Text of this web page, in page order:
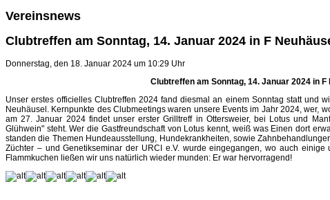
Vereinsnews
Clubtreffen am Sonntag, 14. Januar 2024 in F
Donnerstag, den 18. Januar 2024 um 10:29 Uhr
Clubtreffen am Sonntag, 14. Januar 2024 in F
Unser erstes officielles Clubtreffen 2024 fand diesmal an einem Sonntag statt und
Neuhäusel. Kernpunkte des Clubmeetings waren unsere Events im Jahr 2024, wer,
am 27. Januar 2024 findet unser erster Grilltreff in Ottersweier, bei Lotus und
Glühwein" steht. Wer die Gastfreundschaft von Lotus kennt, weiß was Einen dort
standen die Themen Hundeausstellung, Hundekrankheiten, sowie
Züchter – und Genetikseminar der URCI e.V. wurde eingegangen, wo auch
Flammkuchen ließen wir uns natürlich wieder munden: Er war hervorragend!